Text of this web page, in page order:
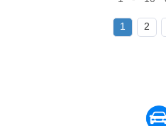
1 2